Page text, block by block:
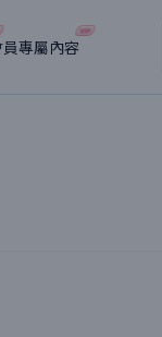
專屬內容